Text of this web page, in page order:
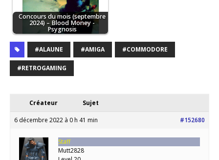
Concours du mois (septembre
2024) – Blood Money -
Psygnosis
#ALAUNE #AMIGA #COMMODORE
#RETROGAMING
Créateur Sujet
6 décembre 2022 à 0 h 41 min #152680
Staff
Mutt2828